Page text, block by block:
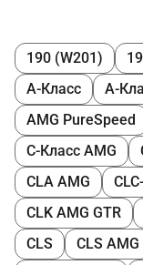
190 (W201)
A-Класс
A-
AMG PureSpeed
C-Класс AMG
CLA AMG
CLK AMG GTR
CLS
CLS AMG